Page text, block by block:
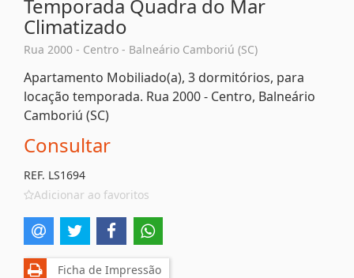
Temporada Quadra do Mar
Climatizado
Rua 2000 - Centro - Balneário Camboriú (SC)
Apartamento Mobiliado(a), 3 dormitórios, para
locação temporada. Rua 2000 - Centro, Balneário
Camboriú (SC)
Consultar
REF. LS1694
Adicionar ao favoritos
Ficha de Impressão